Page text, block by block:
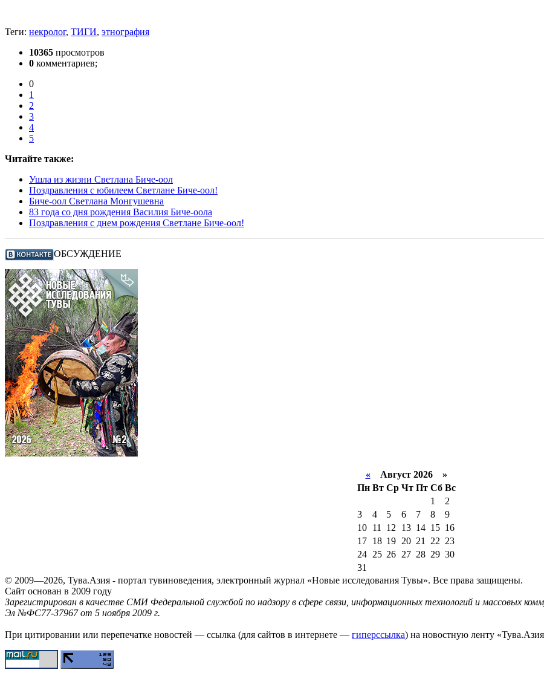
Теги: некролог, ТИГИ, этнография
10365 просмотров
0 комментариев;
0
1
2
3
4
5
Читайте также:
Ушла из жизни Светлана Биче-оол
Поздравления с юбилеем Светлане Биче-оол!
Биче-оол Светлана Монгушевна
83 года со дня рождения Василия Биче-оола
Поздравления с днем рождения Светлане Биче-оол!
ОБСУЖДЕНИЕ
«Август 2026 »
Пн Вт Ср Чт Пт Сб Вс
1
2
3
4 5 6 7 8
9
10
11 12 13 14 15 16
17
18 19 20 21 22 23
24
25 26 27 28 29 30
31
© 2009—2026, Тува.Азия - портал тувиноведения, электронный журнал «Новые исследования Тувы». Все права защищены.
Сайт основан в 2009 году
Зарегистрирован в качестве СМИ Федеральной службой по надзору в сфере связи, информационных технологий и массовых
Эл №ФС77-37967 от 5 ноября 2009 г.
При цитировании или перепечатке новостей — ссылка (для сайтов в интернете — гиперссылка) на новостную ленту